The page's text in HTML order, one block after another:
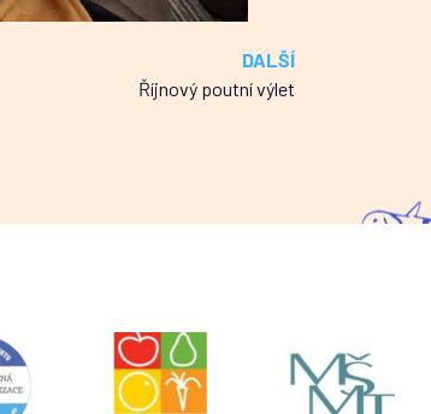
DALŠÍ
Říjnový poutní výlet